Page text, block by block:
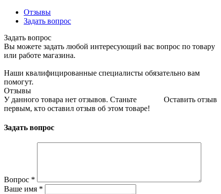
Отзывы
Задать вопрос
Задать вопрос
Вы можете задать любой интересующий вас вопрос по товару
или работе магазина.
Наши квалифицированные специалисты обязательно вам
помогут.
Отзывы
Оставить отзыв
У данного товара нет отзывов. Станьте
первым, кто оставил отзыв об этом товаре!
Задать вопрос
Вопрос *
Ваше имя *